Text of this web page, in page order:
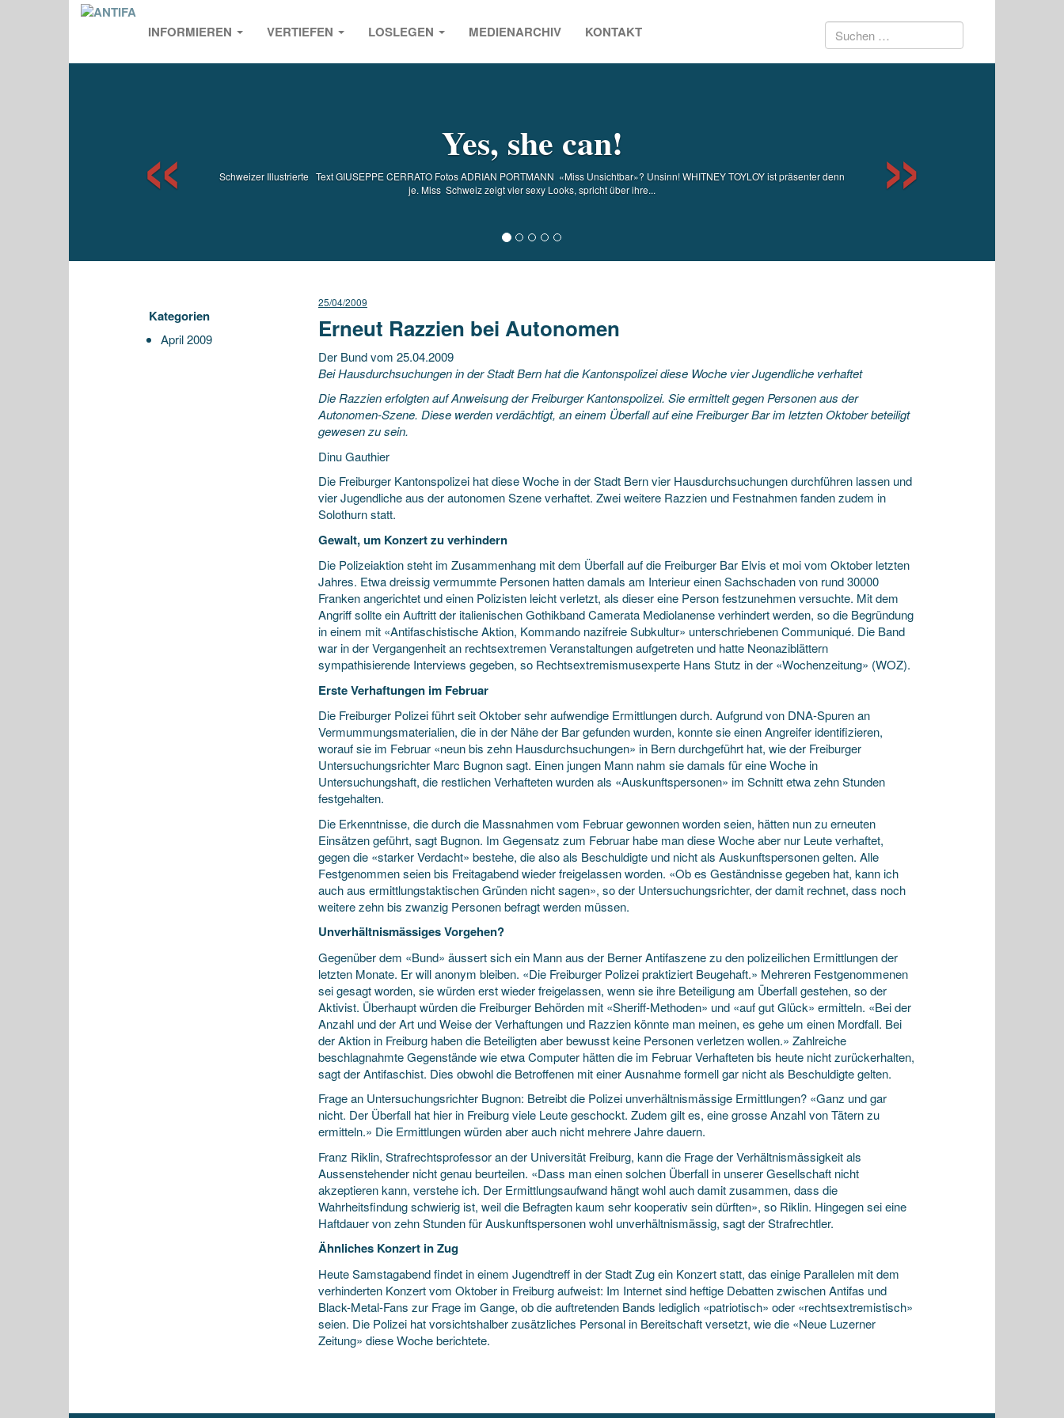
INFORMIEREN VERTIEFEN LOSLEGEN MEDIENARCHIV KONTAKT Suchen
Yes, she can!
Schweizer Illustrierte Text GIUSEPPE CERRATO Fotos ADRIAN PORTMANN «Miss Unsichtbar»? Unsinn! WHITNEY TOYLOY ist präsenter denn
je. Miss Schweiz zeigt vier sexy Looks, spricht über ihre...
Kategorien
April 2009
25/04/2009
Erneut Razzien bei Autonomen
Der Bund vom 25.04.2009
Bei Hausdurchsuchungen in der Stadt Bern hat die Kantonspolizei diese Woche vier Jugendliche verhaftet
Die Razzien erfolgten auf Anweisung der Freiburger Kantonspolizei. Sie ermittelt gegen Personen aus der
Autonomen-Szene. Diese werden verdächtigt, an einem Überfall auf eine Freiburger Bar im letzten Oktober beteiligt
gewesen zu sein.
Dinu Gauthier
Die Freiburger Kantonspolizei hat diese Woche in der Stadt Bern vier Hausdurchsuchungen durchführen lassen und
vier Jugendliche aus der autonomen Szene verhaftet. Zwei weitere Razzien und Festnahmen fanden zudem in
Solothurn statt.
Gewalt, um Konzert zu verhindern
Die Polizeiaktion steht im Zusammenhang mit dem Überfall auf die Freiburger Bar Elvis et moi vom Oktober letzten
Jahres. Etwa dreissig vermummte Personen hatten damals am Interieur einen Sachschaden von rund 30000
Franken angerichtet und einen Polizisten leicht verletzt, als dieser eine Person festzunehmen versuchte. Mit dem
Angriff sollte ein Auftritt der italienischen Gothikband Camerata Mediolanense verhindert werden, so die Begründung
in einem mit «Antifaschistische Aktion, Kommando nazifreie Subkultur» unterschriebenen Communiqué. Die Band
war in der Vergangenheit an rechtsextremen Veranstaltungen aufgetreten und hatte Neonaziblättern
sympathisierende Interviews gegeben, so Rechtsextremismusexperte Hans Stutz in der «Wochenzeitung» (WOZ).
Erste Verhaftungen im Februar
Die Freiburger Polizei führt seit Oktober sehr aufwendige Ermittlungen durch. Aufgrund von DNA-Spuren an
Vermummungsmaterialien, die in der Nähe der Bar gefunden wurden, konnte sie einen Angreifer identifizieren,
worauf sie im Februar «neun bis zehn Hausdurchsuchungen» in Bern durchgeführt hat, wie der Freiburger
Untersuchungsrichter Marc Bugnon sagt. Einen jungen Mann nahm sie damals für eine Woche in
Untersuchungshaft, die restlichen Verhafteten wurden als «Auskunftspersonen» im Schnitt etwa zehn Stunden
festgehalten.
Die Erkenntnisse, die durch die Massnahmen vom Februar gewonnen worden seien, hätten nun zu erneuten
Einsätzen geführt, sagt Bugnon. Im Gegensatz zum Februar habe man diese Woche aber nur Leute verhaftet,
gegen die «starker Verdacht» bestehe, die also als Beschuldigte und nicht als Auskunftspersonen gelten. Alle
Festgenommen seien bis Freitagabend wieder freigelassen worden. «Ob es Geständnisse gegeben hat, kann ich
auch aus ermittlungstaktischen Gründen nicht sagen», so der Untersuchungsrichter, der damit rechnet, dass noch
weitere zehn bis zwanzig Personen befragt werden müssen.
Unverhältnismässiges Vorgehen?
Gegenüber dem «Bund» äussert sich ein Mann aus der Berner Antifaszene zu den polizeilichen Ermittlungen der
letzten Monate. Er will anonym bleiben. «Die Freiburger Polizei praktiziert Beugehaft.» Mehreren Festgenommenen
sei gesagt worden, sie würden erst wieder freigelassen, wenn sie ihre Beteiligung am Überfall gestehen, so der
Aktivist. Überhaupt würden die Freiburger Behörden mit «Sheriff-Methoden» und «auf gut Glück» ermitteln. «Bei der
Anzahl und der Art und Weise der Verhaftungen und Razzien könnte man meinen, es gehe um einen Mordfall. Bei
der Aktion in Freiburg haben die Beteiligten aber bewusst keine Personen verletzen wollen.» Zahlreiche
beschlagnahmte Gegenstände wie etwa Computer hätten die im Februar Verhafteten bis heute nicht zurückerhalten,
sagt der Antifaschist. Dies obwohl die Betroffenen mit einer Ausnahme formell gar nicht als Beschuldigte gelten.
Frage an Untersuchungsrichter Bugnon: Betreibt die Polizei unverhältnismässige Ermittlungen? «Ganz und gar
nicht. Der Überfall hat hier in Freiburg viele Leute geschockt. Zudem gilt es, eine grosse Anzahl von Tätern zu
ermitteln.» Die Ermittlungen würden aber auch nicht mehrere Jahre dauern.
Franz Riklin, Strafrechtsprofessor an der Universität Freiburg, kann die Frage der Verhältnismässigkeit als
Aussenstehender nicht genau beurteilen. «Dass man einen solchen Überfall in unserer Gesellschaft nicht
akzeptieren kann, verstehe ich. Der Ermittlungsaufwand hängt wohl auch damit zusammen, dass die
Wahrheitsfindung schwierig ist, weil die Befragten kaum sehr kooperativ sein dürften», so Riklin. Hingegen sei eine
Haftdauer von zehn Stunden für Auskunftspersonen wohl unverhältnismässig, sagt der Strafrechtler.
Ähnliches Konzert in Zug
Heute Samstagabend findet in einem Jugendtreff in der Stadt Zug ein Konzert statt, das einige Parallelen mit dem
verhinderten Konzert vom Oktober in Freiburg aufweist: Im Internet sind heftige Debatten zwischen Antifas und
Black-Metal-Fans zur Frage im Gange, ob die auftretenden Bands lediglich «patriotisch» oder «rechtsextremistisch»
seien. Die Polizei hat vorsichtshalber zusätzliches Personal in Bereitschaft versetzt, wie die «Neue Luzerner
Zeitung» diese Woche berichtete.